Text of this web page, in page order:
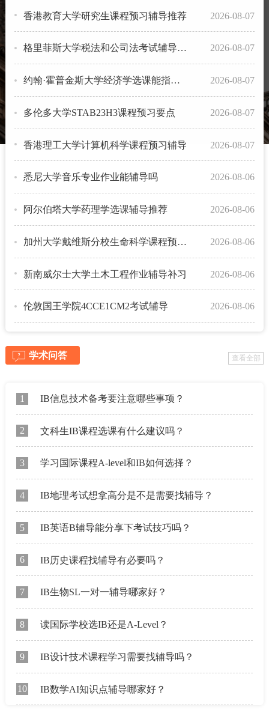
2026-08-07
香港教育大学研究生课程预习辅导推荐
2026-08-07
格里菲斯大学税法和公司法考试辅导补习
2026-08-07
约翰·霍普金斯大学经济学选课能指导吗？
2026-08-07
多伦多大学STAB23H3课程预习要点
2026-08-07
香港理工大学计算机科学课程预习辅导
2026-08-06
悉尼大学音乐专业作业能辅导吗
2026-08-06
阿尔伯塔大学药理学选课辅导推荐
2026-08-06
加州大学戴维斯分校生命科学课程预习辅导
2026-08-06
新南威尔士大学土木工程作业辅导补习
2026-08-06
伦敦国王学院4CCE1CM2考试辅导
查看全部
学术问答
1 IB信息技术备考要注意哪些事项？
2 文科生IB课程选课有什么建议吗？
3 学习国际课程A-level和IB如何选择？
4 IB地理考试想拿高分是不是需要找辅导？
5 IB英语B辅导能分享下考试技巧吗？
6 IB历史课程找辅导有必要吗？
7 IB生物SL一对一辅导哪家好？
8 读国际学校选IB还是A-Level？
9 IB设计技术课程学习需要找辅导吗？
10 IB数学AI知识点辅导哪家好？